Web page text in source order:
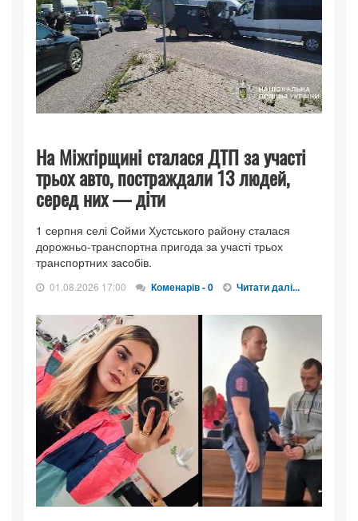
На Міжгірщині сталася ДТП за участі
трьох авто, постраждали 13 людей,
серед них — діти
1 серпня селі Сойми Хустського району сталася
дорожньо-транспортна пригода за участі трьох
транспортних засобів.
01.08.2026 17:00 Коменарів - 0 Читати далі...